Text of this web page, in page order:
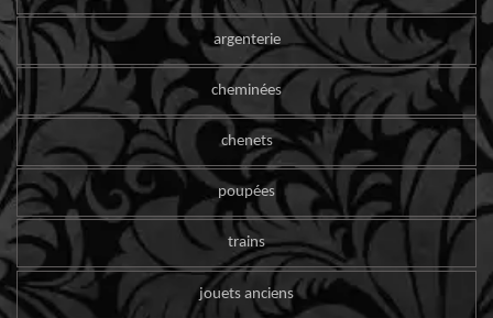
argenterie
cheminées
chenets
poupées
trains
jouets anciens